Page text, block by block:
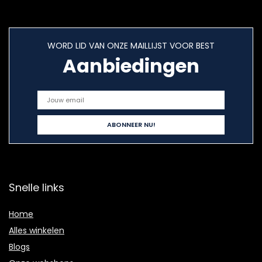
WORD LID VAN ONZE MAILLIJST VOOR BEST
Aanbiedingen
Snelle links
Home
Alles winkelen
Blogs